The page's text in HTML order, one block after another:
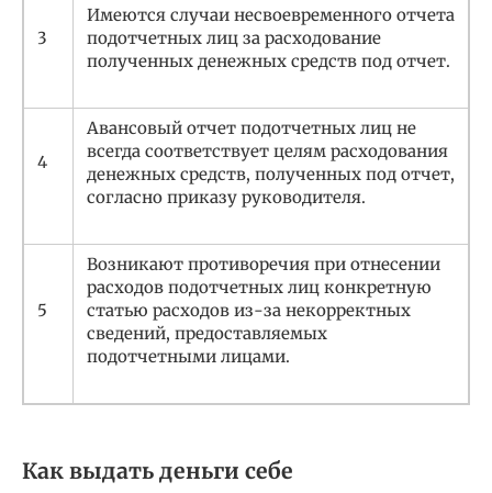
3
Имеются случаи несвоевременного отчета
подотчетных лиц за расходование
полученных денежных средств под отчет.
4
Авансовый отчет подотчетных лиц не
всегда соответствует целям расходования
денежных средств, полученных под отчет,
согласно приказу руководителя.
5
Возникают противоречия при отнесении
расходов подотчетных лиц конкретную
статью расходов из-за некорректных
сведений, предоставляемых
подотчетными лицами.
Как выдать деньги себе